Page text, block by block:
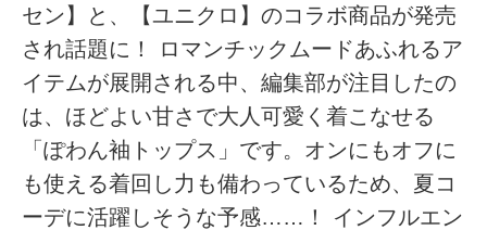
セン】と、【ユニクロ】のコラボ商品が発売
され話題に！ ロマンチックムードあふれるア
イテムが展開される中、編集部が注目したの
は、ほどよい甘さで大人可愛く着こなせる
「ぽわん袖トップス」です。オンにもオフに
も使える着回し力も備わっているため、夏コ
ーデに活躍しそうな予感……！ インフルエン